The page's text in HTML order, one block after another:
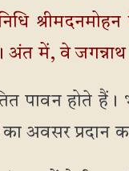
अंत में, वे
पावन होते हैं।
अवसर प्रदान